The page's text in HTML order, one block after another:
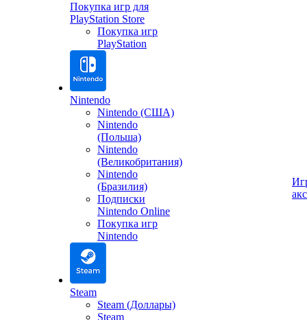
Покупка игр для
PlayStation Store
Покупка игр
PlayStation
Nintendo
Nintendo (США)
Nintendo
(Польша)
Nintendo
(Великобритания)
Nintendo
(Бразилия)
Подписки
Nintendo Online
Покупка игр
Nintendo
Steam
Steam (Доллары)
Steam